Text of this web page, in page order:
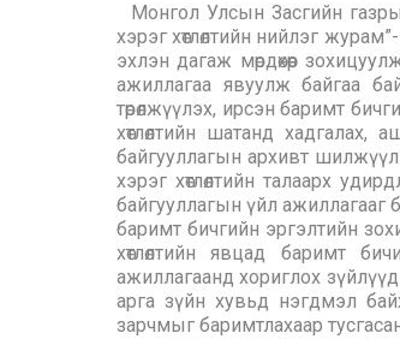
Монгол Улсын Засгийн
хэрэг хөтлөлтийн нийлэг
эхлэн дагаж мөрдөхөөр
ажиллагаа явуулж байгаа
төрөлжүүлэх, ирсэн баримт
хөтлөлтийн шатанд хадгалах,
байгууллагын архивт
хэрэг хөтлөлтийн талаарх
байгууллагын үйл ажиллагааг
баримт бичгийн эргэлтийн
хөтлөлтийн явцад баримт
ажиллагаанд хориглох
арга зүйн хувьд нэгдмэл
зарчмыг баримтлахаар